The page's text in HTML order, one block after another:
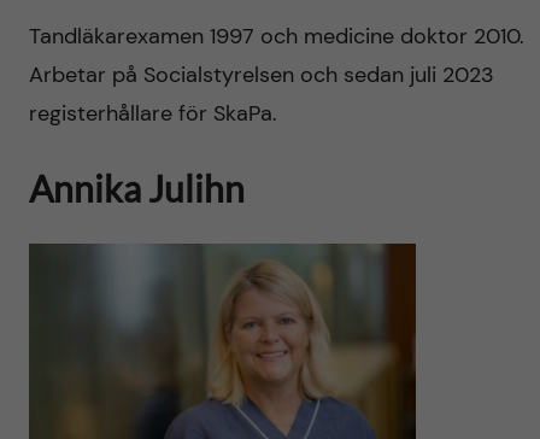
Tandläkarexamen 1997 och medicine doktor 2010.
Arbetar på Socialstyrelsen och sedan juli 2023
registerhållare för SkaPa.
Annika Julihn